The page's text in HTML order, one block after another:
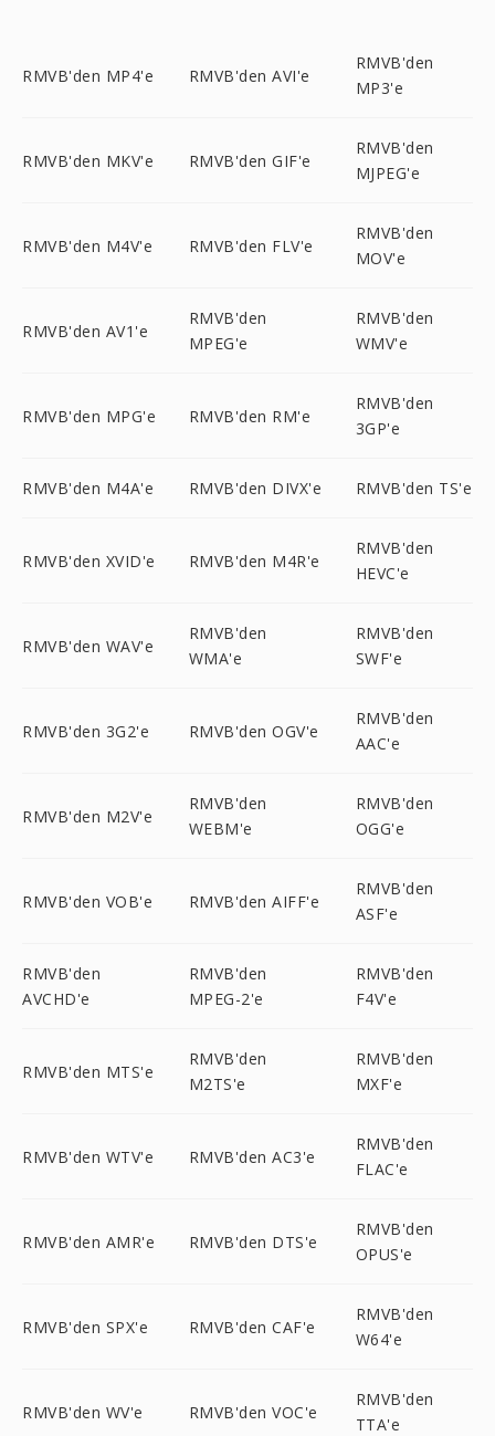
RMVB'den MP4'e RMVB'den AVI'e
RMVB'den
MP3'e
RMVB'den MKV'e RMVB'den GIF'e
RMVB'den
MJPEG'e
RMVB'den M4V'e RMVB'den FLV'e
RMVB'den
MOV'e
RMVB'den AV1'e
RMVB'den
MPEG'e
RMVB'den
WMV'e
RMVB'den MPG'e RMVB'den RM'e
RMVB'den
3GP'e
RMVB'den M4A'e RMVB'den DIVX'e RMVB'den TS'e
RMVB'den XVID'e RMVB'den M4R'e
RMVB'den
HEVC'e
RMVB'den WAV'e
RMVB'den
WMA'e
RMVB'den
SWF'e
RMVB'den 3G2'e RMVB'den OGV'e
RMVB'den
AAC'e
RMVB'den M2V'e
RMVB'den
WEBM'e
RMVB'den
OGG'e
RMVB'den VOB'e RMVB'den AIFF'e
RMVB'den
ASF'e
RMVB'den
AVCHD'e
RMVB'den
MPEG-2'e
RMVB'den
F4V'e
RMVB'den MTS'e
RMVB'den
M2TS'e
RMVB'den
MXF'e
RMVB'den WTV'e RMVB'den AC3'e
RMVB'den
FLAC'e
RMVB'den AMR'e RMVB'den DTS'e
RMVB'den
OPUS'e
RMVB'den SPX'e RMVB'den CAF'e
RMVB'den
W64'e
RMVB'den WV'e RMVB'den VOC'e
RMVB'den
TTA'e